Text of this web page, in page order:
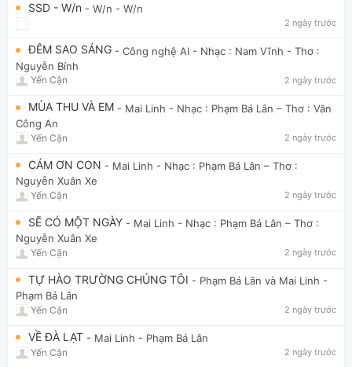
SSD - W/n - W/n - W/n
2 ngày trước
ĐÊM SAO SÁNG - Công nghệ AI - Nhạc : Nam Vĩnh - Thơ :
Nguyễn Bính
Yến Cận 2 ngày trước
MÙA THU VÀ EM - Mai Linh - Nhạc : Phạm Bá Lân – Thơ : Văn
Công An
Yến Cận 2 ngày trước
CÁM ƠN CON - Mai Linh - Nhạc : Phạm Bá Lân – Thơ :
Nguyễn Xuân Xe
Yến Cận 2 ngày trước
SẼ CÓ MỘT NGÀY - Mai Linh - Nhạc : Phạm Bá Lân – Thơ :
Nguyễn Xuân Xe
Yến Cận 2 ngày trước
TỰ HÀO TRƯỜNG CHÚNG TÔI - Phạm Bá Lân và Mai Linh -
Phạm Bá Lân
Yến Cận 2 ngày trước
VỀ ĐÀ LẠT - Mai Linh - Phạm Bá Lân
Yến Cận 2 ngày trước